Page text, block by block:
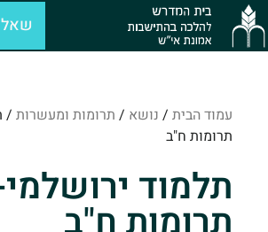
עמוד הבית / נושא / תרומות ומעשרות /
תרומות ח"ב
תלמוד